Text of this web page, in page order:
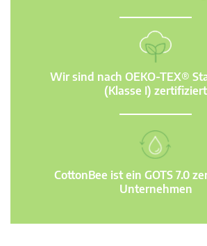
Wir sind nach OEKO-TEX®
(Klasse I) zertifiziert
CottonBee ist ein GOTS 7.0
Unternehmen